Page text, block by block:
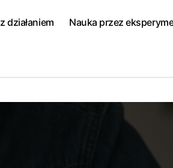
działaniem Nauka przez